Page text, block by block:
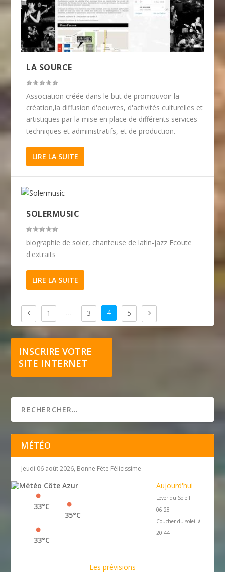
LA SOURCE
Association créée dans le but de promouvoir la
création,la diffusion d'oeuvres, d'activités culturelles et
artistiques par la mise en place de différents services
techniques et administratifs, et de production.
LIRE LA SUITE
SOLERMUSIC
biographie de soler, chanteuse de latin-jazz Ecoute
d'extraits
LIRE LA SUITE
1 … 3 4 5
INSCRIRE VOTRE
SITE INTERNET
MÉTÉO
Jeudi 06 août 2026, Bonne Fête Félicissime
35°C
33°C
33°C
Aujourd'hui
Lever du Soleil
06:28
Coucher du soleil à
20:44
Les prévisions